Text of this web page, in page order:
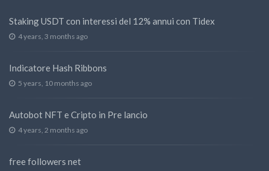
Staking USDT con interessi del 12% annui con Tidex
4 years, 3 months ago
Indicatore Hash Ribbons
5 years, 10 months ago
Autobot NFT e Cripto in Pre lancio
4 years, 2 months ago
free followers net